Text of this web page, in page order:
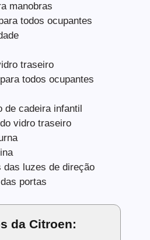
manobras
todos ocupantes
traseiro
todos ocupantes
de cadeira infantil
vidro traseiro
das luzes de direção
portas
da Citroen: